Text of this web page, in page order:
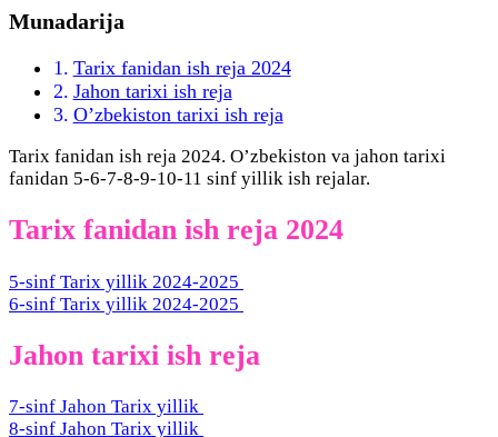
Munadarija
Tarix fanidan ish reja 2024
Jahon tarixi ish reja
O’zbekiston tarixi ish reja
Tarix fanidan ish reja 2024. O’zbekiston va jahon tarixi
fanidan 5-6-7-8-9-10-11 sinf yillik ish rejalar.
Tarix fanidan ish reja 2024
5-sinf Tarix yillik 2024-2025
6-sinf Tarix yillik 2024-2025
Jahon tarixi ish reja
7-sinf Jahon Tarix yillik
8-sinf Jahon Tarix yillik